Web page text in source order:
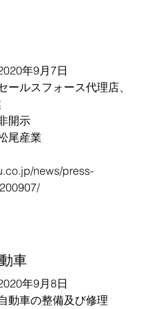
年9月7日
ールスフォース代理店、
開示
尾産業
news/press-
車
年9月8日
動車の整備及び修理